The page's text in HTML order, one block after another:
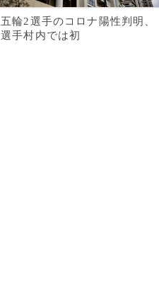
五輪2選手のコロナ陽性判明、
選手村内では初